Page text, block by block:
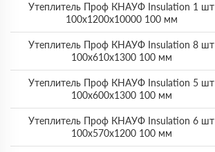
Утеплитель Проф КНАУФ Insulation 1 шт
100х1200х10000 100 мм
Утеплитель Проф КНАУФ Insulation 8 шт
100х610х1300 100 мм
Утеплитель Проф КНАУФ Insulation 5 шт
100х600х1300 100 мм
Утеплитель Проф КНАУФ Insulation 6 шт
100х570х1200 100 мм